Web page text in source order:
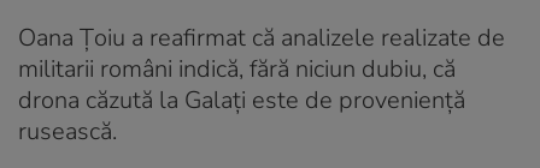
Oana Ţoiu a reafirmat că analizele realizate de
militarii români indică, fără niciun dubiu, că
drona căzută la Galaţi este de provenienţă
rusească.